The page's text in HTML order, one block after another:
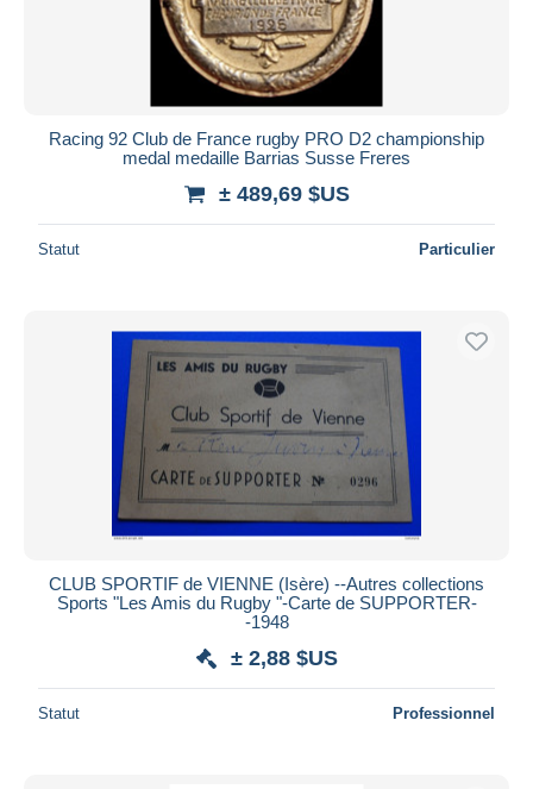
Racing 92 Club de France rugby PRO D2 championship
medal medaille Barrias Susse Freres
± 489,69 $US
Statut Particulier
CLUB SPORTIF de VIENNE (Isère) --Autres collections
Sports "Les Amis du Rugby "-Carte de SUPPORTER-
-1948
± 2,88 $US
Statut Professionnel